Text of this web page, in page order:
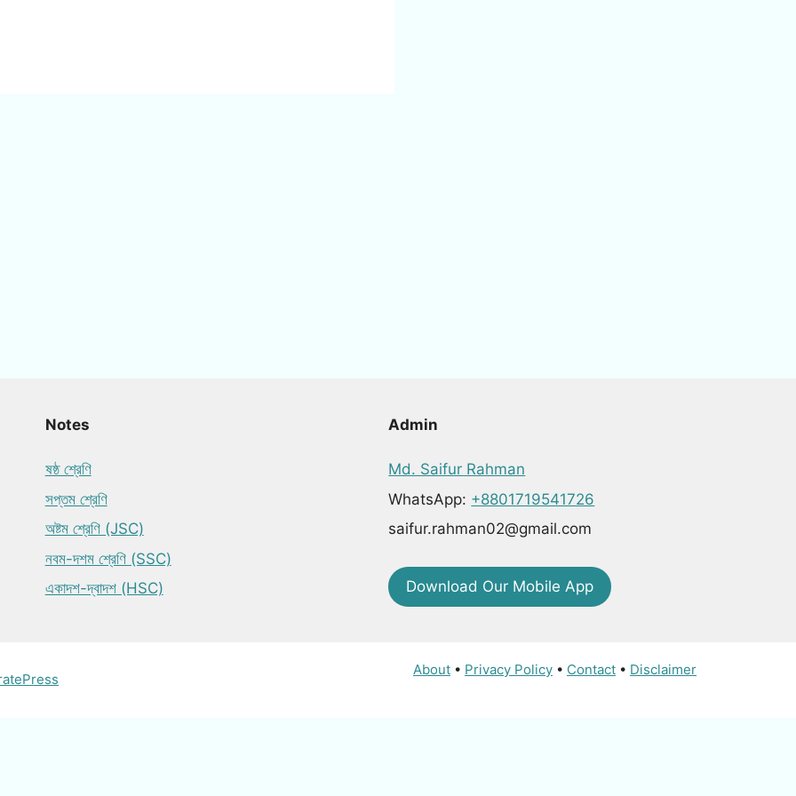
Notes
ষষ্ঠ শ্রেণি
সপ্তম শ্রেণি
অষ্টম শ্রেণি (JSC)
নবম-দশম শ্রেণি (SSC)
একাদশ-দ্বাদশ (HSC)
Admin
Md. Saifur Rahman
WhatsApp: +8801719541726
saifur.rahman02@gmail.com
Download Our Mobile App
About • Privacy Policy • Contact • Disclaimer